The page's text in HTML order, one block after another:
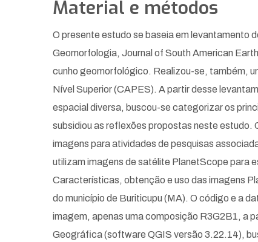
Material e métodos
O presente estudo se baseia em levantamento
Geomorfologia, Journal of South American
cunho geomorfológico. Realizou-se, também,
Nível Superior (CAPES). A partir desse
espacial diversa, buscou-se categorizar os
subsidiou as reflexões propostas neste
imagens para atividades de pesquisas
utilizam imagens de satélite PlanetScope para
Características, obtenção e uso das imagens
do município de Buriticupu (MA). O código e a
imagem, apenas uma composição R3G2B1, a
Geográfica (software QGIS versão 3.22.14),